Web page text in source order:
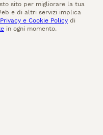
sito per migliorare la tua
e di altri servizi implica
Privacy e Cookie Policy di
in ogni momento.